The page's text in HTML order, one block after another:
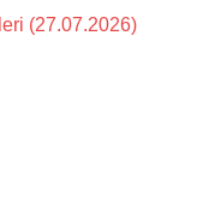
(27.07.2026)